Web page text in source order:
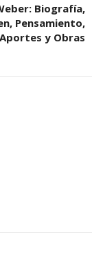
Biografía,
Pensamiento,
Aportes y Obras